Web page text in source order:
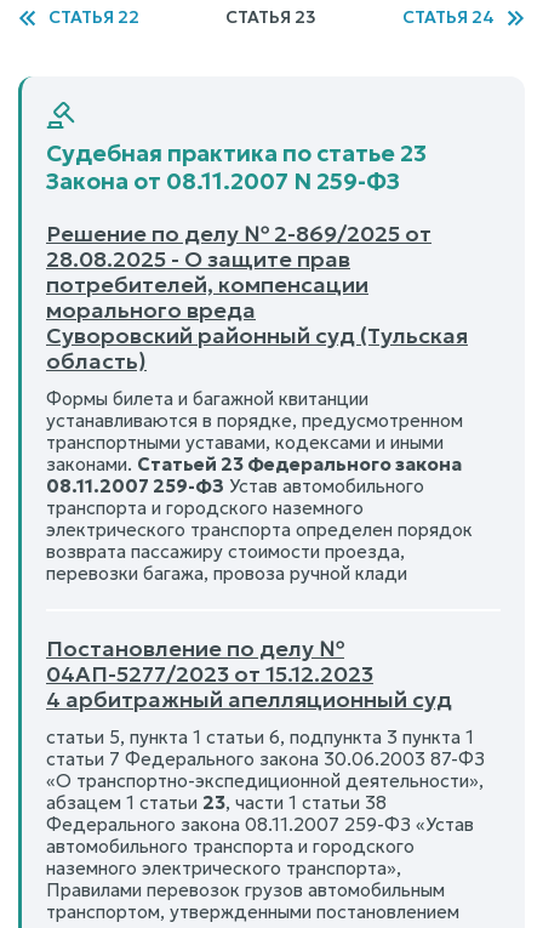
СТАТЬЯ 22 СТАТЬЯ 23 СТАТЬЯ 24
Судебная практика по статье 23
Закона от 08.11.2007 N 259-ФЗ
Решение по делу № 2-869/2025 от
28.08.2025 - О защите прав
потребителей, компенсации
морального вреда
Суворовский районный суд (Тульская
область)
Формы билета и багажной квитанции
устанавливаются в порядке, предусмотренном
транспортными уставами, кодексами и иными
законами. Статьей 23 Федерального закона
08.11.2007 259-ФЗ Устав автомобильного
транспорта и городского наземного
электрического транспорта определен порядок
возврата пассажиру стоимости проезда,
перевозки багажа, провоза ручной клади
Постановление по делу №
04АП-5277/2023 от 15.12.2023
4 арбитражный апелляционный суд
статьи 5, пункта 1 статьи 6, подпункта 3 пункта 1
статьи 7 Федерального закона 30.06.2003 87-ФЗ
«О транспортно-экспедиционной деятельности»,
абзацем 1 статьи 23, части 1 статьи 38
Федерального закона 08.11.2007 259-ФЗ «Устав
автомобильного транспорта и городского
наземного электрического транспорта»,
Правилами перевозок грузов автомобильным
транспортом, утвержденными постановлением